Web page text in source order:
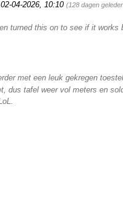
02-04-2026, 10:10 (128 dagen
turned this on to see if it works
met een leuk gekregen
dus tafel weer vol meters en